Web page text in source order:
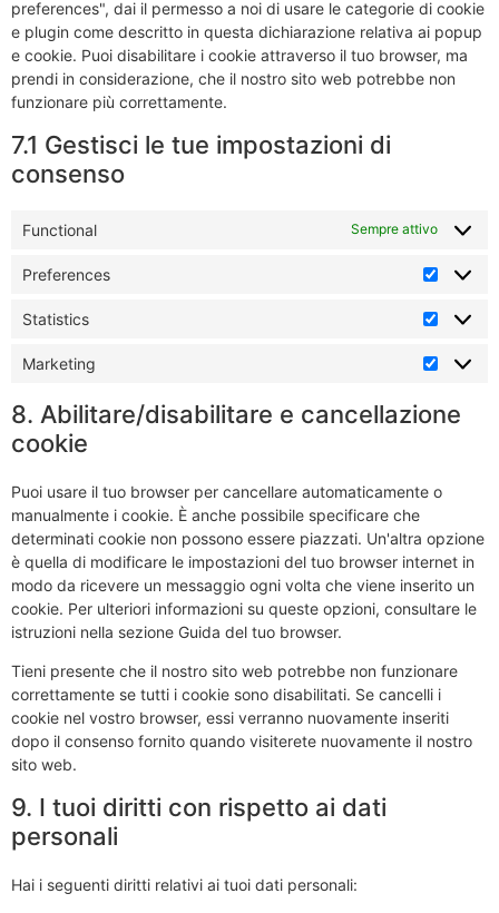
preferences", dai il permesso a noi di usare le categorie di cookie
e plugin come descritto in questa dichiarazione relativa ai popup
e cookie. Puoi disabilitare i cookie attraverso il tuo browser, ma
prendi in considerazione, che il nostro sito web potrebbe non
funzionare più correttamente.
7.1 Gestisci le tue impostazioni di
consenso
Functional Sempre attivo
Preferences
Statistics
Marketing
8. Abilitare/disabilitare e cancellazione
cookie
Puoi usare il tuo browser per cancellare automaticamente o
manualmente i cookie. È anche possibile specificare che
determinati cookie non possono essere piazzati. Un'altra opzione
è quella di modificare le impostazioni del tuo browser internet in
modo da ricevere un messaggio ogni volta che viene inserito un
cookie. Per ulteriori informazioni su queste opzioni, consultare le
istruzioni nella sezione Guida del tuo browser.
Tieni presente che il nostro sito web potrebbe non funzionare
correttamente se tutti i cookie sono disabilitati. Se cancelli i
cookie nel vostro browser, essi verranno nuovamente inseriti
dopo il consenso fornito quando visiterete nuovamente il nostro
sito web.
9. I tuoi diritti con rispetto ai dati
personali
Hai i seguenti diritti relativi ai tuoi dati personali: